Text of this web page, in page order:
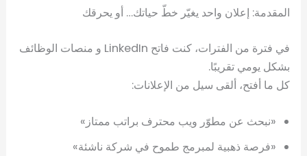
المقدمة: إعلان واحد يغيّر خطّ حياتك… أو يحرقك
في فترة من الفترات، كنت فاتح LinkedIn و منصات الوظائف
بشكل يومي تقريبًا.
كل ما أفتح، ألقى سيل من الإعلانات:
«نبحث عن مطوّر ويب محترف براتب ممتاز»
«فرصة ذهبية لمبرمج طموح في شركة ناشئة»